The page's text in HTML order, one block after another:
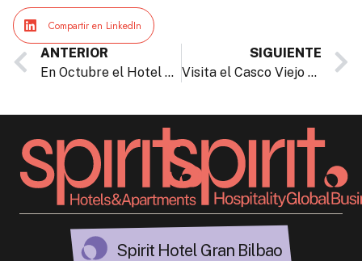
Compartir en LinkedIn
ANTERIOR
En Octubre el Hotel Gran Bilbao piensa en rosa
SIGUIENTE
Visita el Casco Viejo de Bilbao, el corazón de la ciudad.
Spirit Hotel Gran Bilbao